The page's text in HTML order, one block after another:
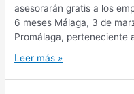
asesorarán gratis a los
6 meses Málaga, 3 de
Promálaga, perteneciente
Leer más »